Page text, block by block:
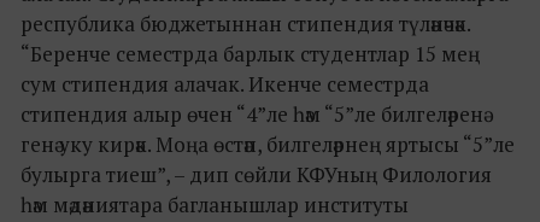
республика бюджетыннан стипендия түләнәчәк.
“Беренче семестрда барлык студентлар 15 мең
сум стипендия алачак. Икенче семестрда
стипендия алыр өчен “4”ле һәм “5”ле билгеләренә
генә уку кирәк. Моңа өстәп, билгеләрнең яртысы “5”ле
булырга тиеш”, – дип сөйли КФУның Филология
һәм мәдәниятара багланышлар институты